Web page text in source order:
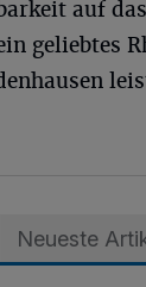
auf
geliebtes
Neueste